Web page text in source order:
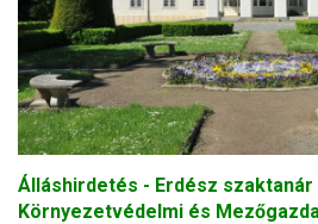
Álláshirdetés - Erdész szaktanár
Környezetvédelmi és